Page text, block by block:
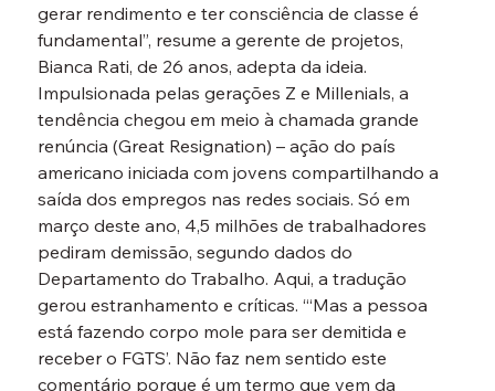
gerar rendimento e ter consciência de classe é
fundamental”, resume a gerente de projetos,
Bianca Rati, de 26 anos, adepta da ideia.
Impulsionada pelas gerações Z e Millenials, a
tendência chegou em meio à chamada grande
renúncia (Great Resignation) – ação do país
americano iniciada com jovens compartilhando a
saída dos empregos nas redes sociais. Só em
março deste ano, 4,5 milhões de trabalhadores
pediram demissão, segundo dados do
Departamento do Trabalho. Aqui, a tradução
gerou estranhamento e críticas. “‘Mas a pessoa
está fazendo corpo mole para ser demitida e
receber o FGTS’. Não faz nem sentido este
comentário porque é um termo que vem da